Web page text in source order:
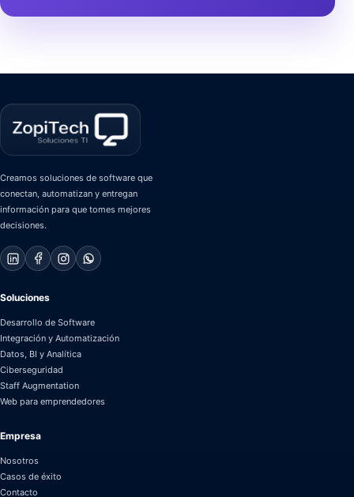
Creamos soluciones de software que
conectan, automatizan y entregan
información para que tomes mejores
decisiones.
Soluciones
Desarrollo de Software
Integración y Automatización
Datos, BI y Analítica
Ciberseguridad
Staff Augmentation
Web para emprendedores
Empresa
Nosotros
Casos de éxito
Contacto